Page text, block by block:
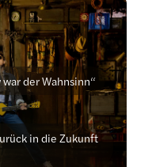
war der Wahnsinn“
in die Zukunft